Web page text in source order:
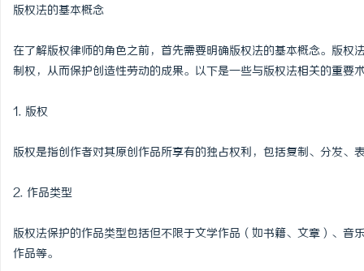
版权法的基本概念
在了解版权律师的角色之前，首先需要明确版权法的基本概念。版
制权，从而保护创造性劳动的成果。以下是一些与版权法相关的重要
1. 版权
版权是指创作者对其原创作品所享有的独占权利，包括复制、分发、
2. 作品类型
版权法保护的作品类型包括但不限于文学作品（如书籍、文章）、
作品等。